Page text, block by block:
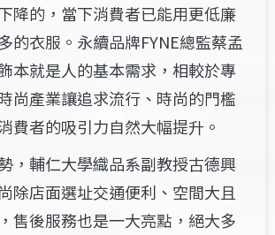
降的，當下消費者已能用更低廉
的衣服。永續品牌FYNE總監蔡孟
本就是人的基本需求，相較於專
尚產業讓追求流行、時尚的門檻
費者的吸引力自然大幅提升。
，輔仁大學織品系副教授古德興
除店面選址交通便利、空間大且
售後服務也是一大亮點，絕大多